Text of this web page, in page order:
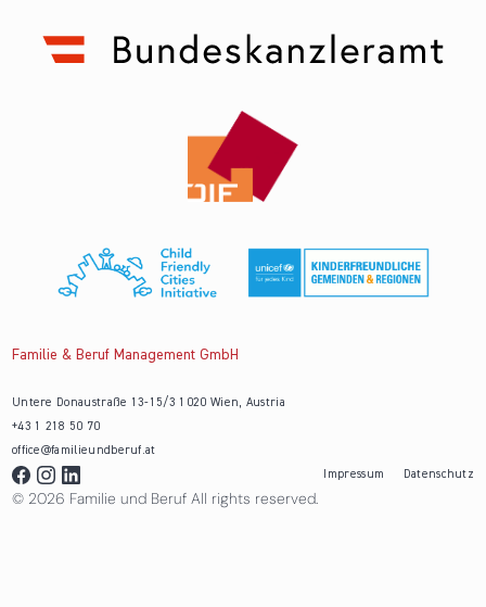
Familie & Beruf Management GmbH
Untere Donaustraße 13-15/3 1020 Wien, Austria
+43 1 218 50 70
office@familieundberuf.at
Impressum
Datenschutz
© 2026 Familie und Beruf All rights reserved.